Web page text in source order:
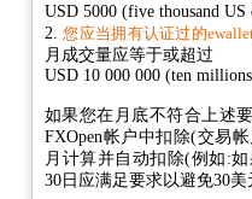
USD 5000 (five thousand
2.您应当拥有认证过的
月成交量应等于或超过
USD 10 000 000 (ten
如果您在月底不符合上述
FXOpen帐户中扣除(交易
月计算并自动扣除(例如:
30日应满足要求以避免30